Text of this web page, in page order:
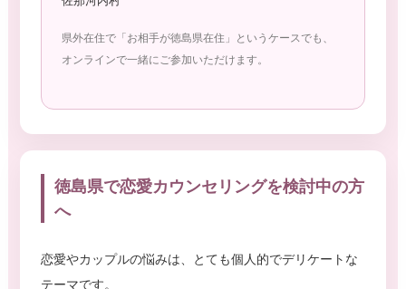
県外在住で「お相手が徳島県在住」というケースでも、
オンラインで一緒にご参加いただけます。
徳島県で恋愛カウンセリングを検討中の方
へ
恋愛やカップルの悩みは、とても個人的でデリケートな
テーマです。